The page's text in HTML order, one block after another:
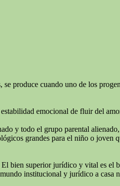
produce cuando uno de los
emocional de fluir del
y todo el grupo parental
grandes para el niño o
bien superior jurídico y vital es el
institucional y jurídico a casa